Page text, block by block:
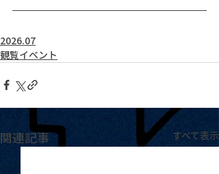
2026.07
観覧イベント
関連記事 すべて表示